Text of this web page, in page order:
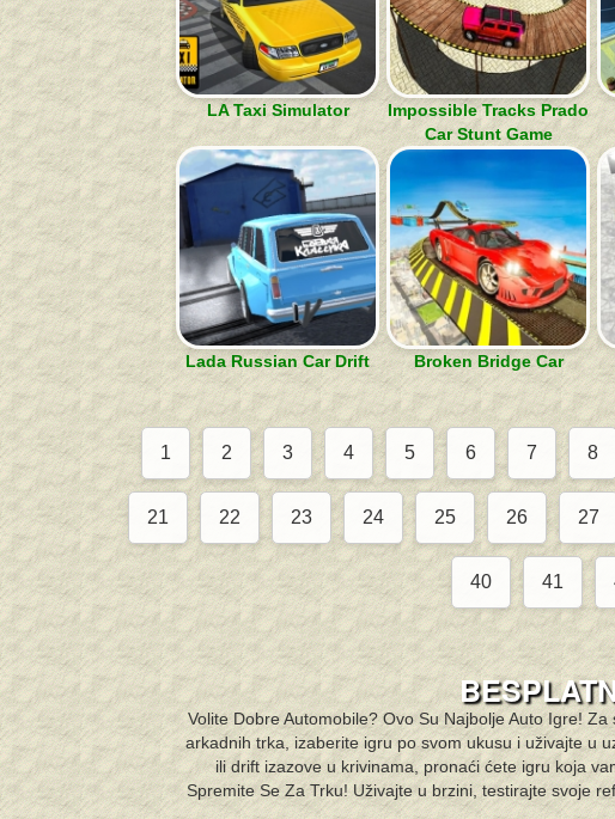
LA Taxi Simulator
Impossible Tracks Prado
Car Stunt Game
Lada Russian Car Drift Broken Bridge Car
1 2 3 4 5 6 7 8
21 22 23 24 25 26 27
40 41
Volite Dobre Automobile? Ovo Su Najbolje Auto Igre!
arkadnih trka, izaberite igru po svom ukusu i uživajte u
ili drift izazove u krivinama, pronaći ćete igru koja
Spremite Se Za Trku! Uživajte u brzini, testirajte svoje